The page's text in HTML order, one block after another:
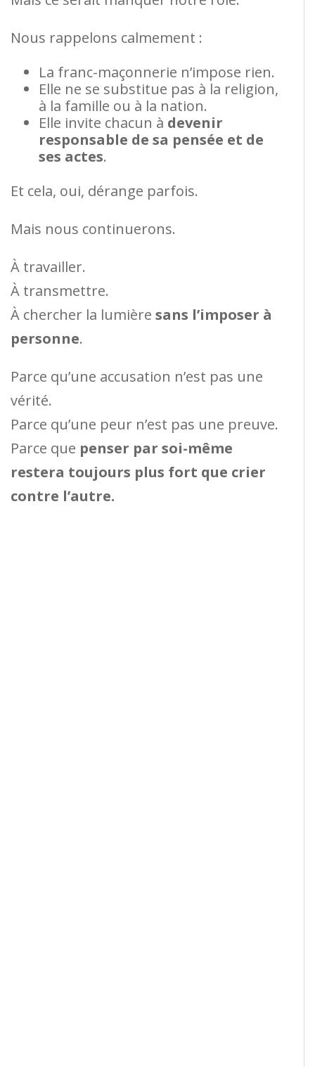
Nous rappelons calmement :
La franc-maçonnerie n’impose rien.
Elle ne se substitue pas à la religion,
à la famille ou à la nation.
Elle invite chacun à devenir
responsable de sa pensée et de
ses actes.
Et cela, oui, dérange parfois.
Mais nous continuerons.
À travailler.
À transmettre.
À chercher la lumière sans l’imposer à
personne.
Parce qu’une accusation n’est pas une
vérité.
Parce qu’une peur n’est pas une preuve.
Parce que penser par soi-même
restera toujours plus fort que crier
contre l’autre.